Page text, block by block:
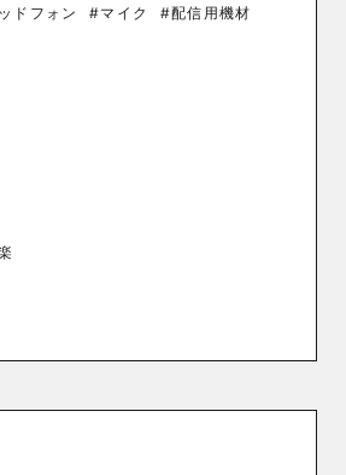
ドフォン #マイク #配信用機材